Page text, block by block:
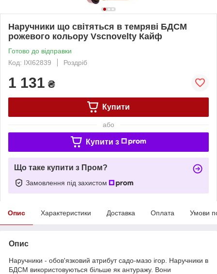
Наручники що світяться в темряві БДСМ
рожевого кольору Vscnovelty Кайф
Готово до відправки
Код: IXI62839
Роздріб
1 131 ₴
Купити
або
Купити з
Що таке купити з Пром?
Замовлення під захистом
Опис Характеристики Доставка Оплата Умови
Опис
Наручники - обов'язковий атрибут садо-мазо ігор. Наручники в
БДСМ використовуються більше як антуражу. Вони